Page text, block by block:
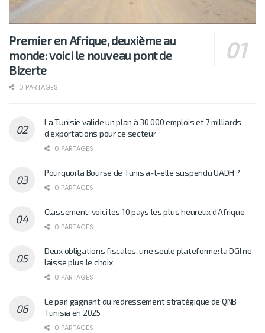
Premier en Afrique, deuxième au
monde: voici le nouveau pont de
Bizerte
0 PARTAGES
La Tunisie valide un plan à 30 000 emplois et 7 milliards
d’exportations pour ce secteur
0 PARTAGES
Pourquoi la Bourse de Tunis a-t-elle suspendu UADH ?
0 PARTAGES
Classement: voici les 10 pays les plus heureux d’Afrique
0 PARTAGES
Deux obligations fiscales, une seule plateforme: la DGI ne
laisse plus le choix
0 PARTAGES
Le pari gagnant du redressement stratégique de QNB
Tunisia en 2025
0 PARTAGES